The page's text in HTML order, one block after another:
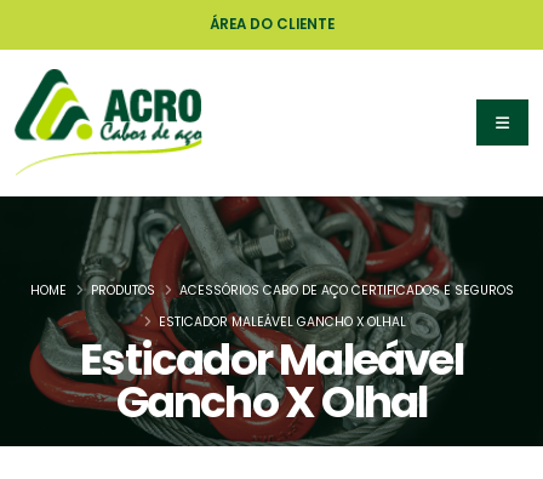
ÁREA DO CLIENTE
Esticador Maleável
Gancho X Olhal
HOME PRODUTOS
ACESSÓRIOS CABO DE AÇO CERTIFICADOS E SEGUROS
ESTICADOR MALEÁVEL GANCHO X OLHAL